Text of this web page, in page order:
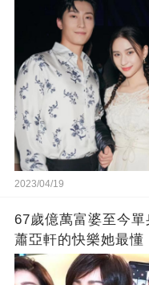
2023/04/19
67歲億萬富婆至今單
蕭亞軒的快樂她最懂